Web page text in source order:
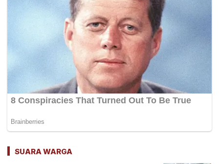
SUARA WARGA